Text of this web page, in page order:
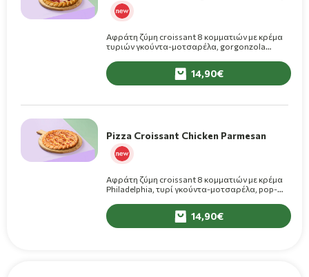
Αφράτη ζύμη croissant 8 κομματιών με κρέμα
τυριών γκούντα-μοτσαρέλα, gorgonzola
μαρμελάδα blueberry on top.
14,90
Pizza Croissant Chicken Parmesan
Αφράτη ζύμη croissant 8 κομματιών με κρέμα
Philadelphia, τυρί γκούντα-μοτσαρέλα, pop-
τριμμένη παρμεζάνα και σος παρμεζάνας on
top.
14,90